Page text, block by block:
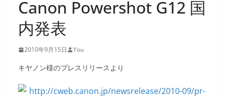
Canon Powershot G12 国
内発表
2010年9月15日 You
キヤノン様のプレスリリースより